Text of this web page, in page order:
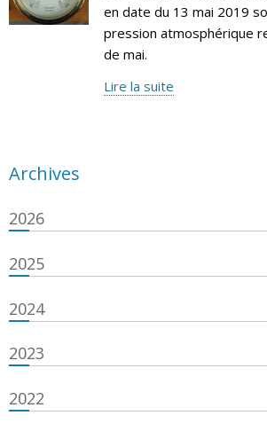
en date du 13 mai 2019
pression atmosphérique
de mai.
Lire la suite
Archives
2026
2025
2024
2023
2022